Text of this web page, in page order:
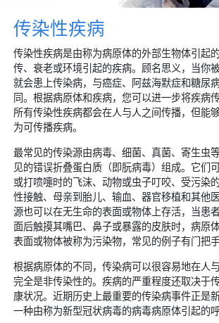
项目与促销
请求预约
传染性疾病
传染性疾病是由称为病原体的外部生物体引起
传、衰老或环境引起的疾病。顾名思义，当你
就会患上传染病，与癌症、阿兹海默症和糖尿
同。根据病原体和疾病，您可以进一步将疾病
所有传染性疾病都会在人与人之间传播，但能
为可传播疾病。
最常见的传染源由病毒、细菌、真菌、寄生虫
见的错误折叠蛋白质（即朊病毒）组成。它们
或打喷嚏时的飞沫、动物或虫子叮咬、受污染
性接触、母亲到胎儿、输血、器官移植和其他
源也可以在无生命的表面或物体上存活，当患
面后触摸其嘴巴、鼻子或暴露的皮肤时，病原
表面或物体被称为污染物，常见的例子有门把
根据病原体的不同，传染病可以很容易地在人
完全是非传染性的。疾病的严重程度还取决于
康状况。近期历史上最重要的传染病事件正是
一种由称为新型冠状病毒的病毒病原体引起的